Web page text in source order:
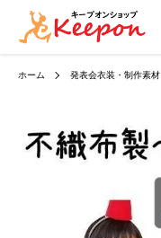
ホーム 発表会衣装・制作素材